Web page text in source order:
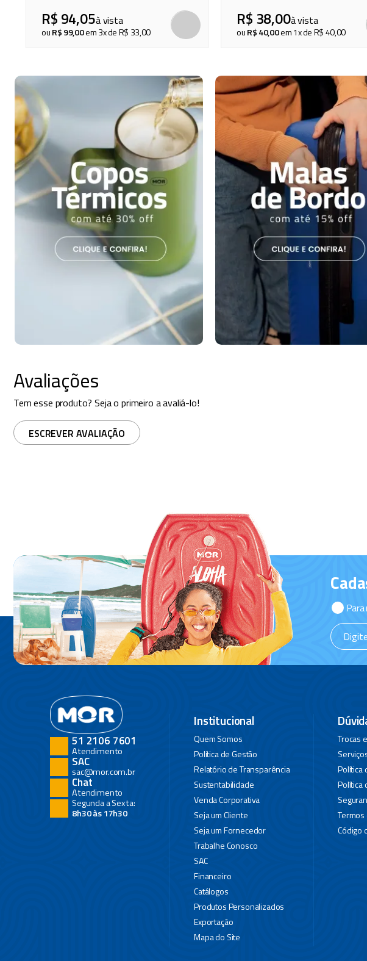
COMPRAR COMPRAR
R$ 94,05à vista
ouR$99,00em3x deR$ 33,00
R$ 38,00à vista
ouR$40,00em1x deR$40,00
Avaliações
Tem esse produto? Seja o primeiro a avaliá-lo!
ESCREVER AVALIAÇÃO
51 2106 7601
Atendimento
SAC
sac@mor.com.br
Chat
Atendimento
Segunda a Sexta:
8h30 às 17h30
Institucional
Quem Somos
Política de Gestão
Relatório de Transparência
Sustentabilidade
Venda Corporativa
Seja um Cliente
Seja um Fornecedor
Trabalhe Conosco
SAC
Financeiro
Catálogos
Produtos Personalizados
Exportação
Mapa do Site
Trocas
Política
Política
Termos
Código